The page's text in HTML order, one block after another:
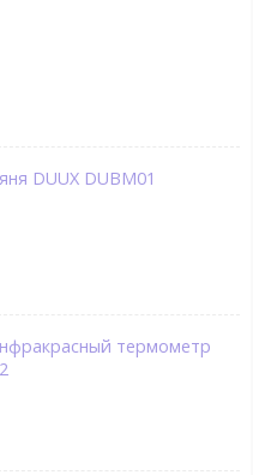
DUUX DUBM01
термометр